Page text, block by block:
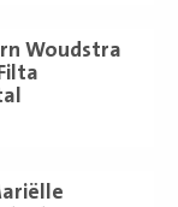
Woudstra